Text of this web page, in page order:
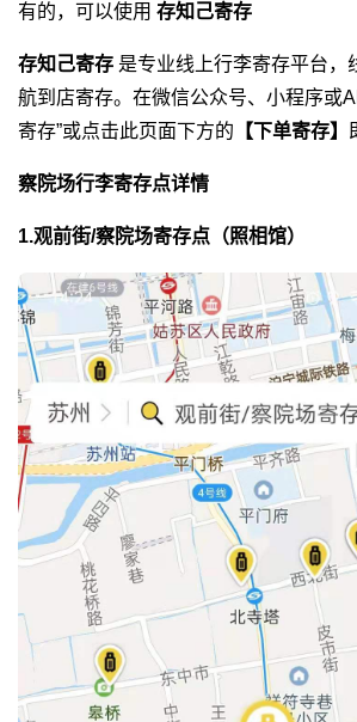
有的，可以使用 存知己寄存
存知己寄存 是专业线上行李寄存平台，
航到店寄存。在微信公众号、小程序或
寄存”或点击此页面下方的 【下单寄存】
察院场行李寄存点详情
1.观前街/察院场寄存点（照相馆）